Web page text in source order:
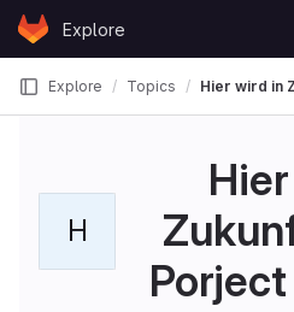
Skip to content
GitLabExplore
Explore Topics Hier wird in
H